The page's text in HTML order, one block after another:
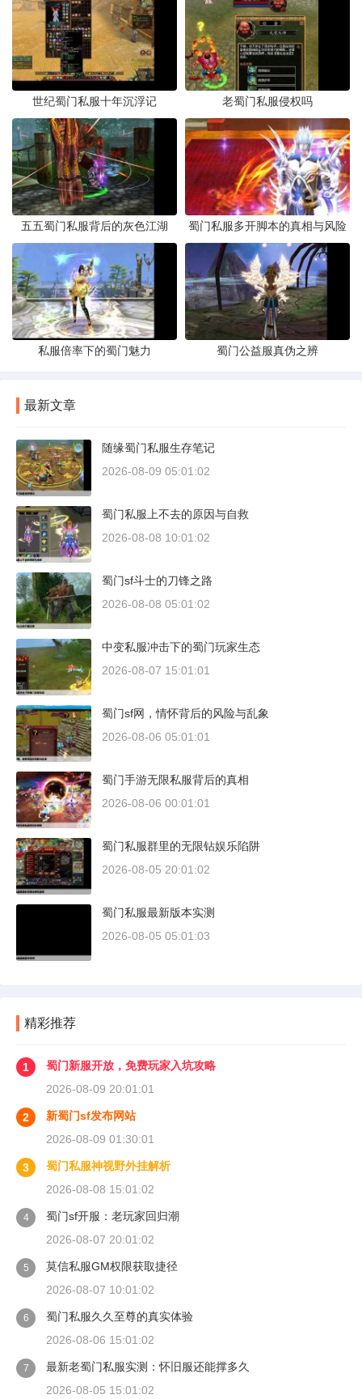
世纪蜀门私服十年沉浮记 老蜀门私服侵权吗
五五蜀门私服背后的灰色江湖 蜀门私服多开脚本的真相与风险
私服倍率下的蜀门魅力 蜀门公益服真伪之辨
最新文章
随缘蜀门私服生存笔记
2026-08-09 05:01:02
蜀门私服上不去的原因与自救
2026-08-08 10:01:02
蜀门sf斗士的刀锋之路
2026-08-08 05:01:02
中变私服冲击下的蜀门玩家生态
2026-08-07 15:01:01
蜀门sf网，情怀背后的风险与乱象
2026-08-06 05:01:01
蜀门手游无限私服背后的真相
2026-08-06 00:01:01
蜀门私服群里的无限钻娱乐陷阱
2026-08-05 20:01:02
蜀门私服最新版本实测
2026-08-05 05:01:03
精彩推荐
1
蜀门新服开放，免费玩家入坑攻略
2026-08-09 20:01:01
2
新蜀门sf发布网站
2026-08-09 01:30:01
3
蜀门私服神视野外挂解析
2026-08-08 15:01:02
4
蜀门sf开服：老玩家回归潮
2026-08-07 20:01:02
5
莫信私服GM权限获取捷径
2026-08-07 10:01:02
6
蜀门私服久久至尊的真实体验
2026-08-06 15:01:02
7
最新老蜀门私服实测：怀旧服还能撑多久
2026-08-05 15:01:02